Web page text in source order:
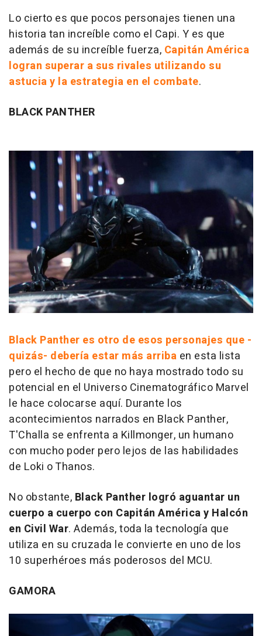
Lo cierto es que pocos personajes tienen una
historia tan increíble como el Capi. Y es que
además de su increíble fuerza, Capitán América
logran superar a sus rivales utilizando su
astucia y la estrategia en el combate.
BLACK PANTHER
Black Panther es otro de esos personajes que -
quizás- debería estar más arriba en esta lista
pero el hecho de que no haya mostrado todo su
potencial en el Universo Cinematográfico Marvel
le hace colocarse aquí. Durante los
acontecimientos narrados en Black Panther,
T'Challa se enfrenta a Killmonger, un humano
con mucho poder pero lejos de las habilidades
de Loki o Thanos.
No obstante, Black Panther logró aguantar un
cuerpo a cuerpo con Capitán América y Halcón
en Civil War. Además, toda la tecnología que
utiliza en su cruzada le convierte en uno de los
10 superhéroes más poderosos del MCU.
GAMORA